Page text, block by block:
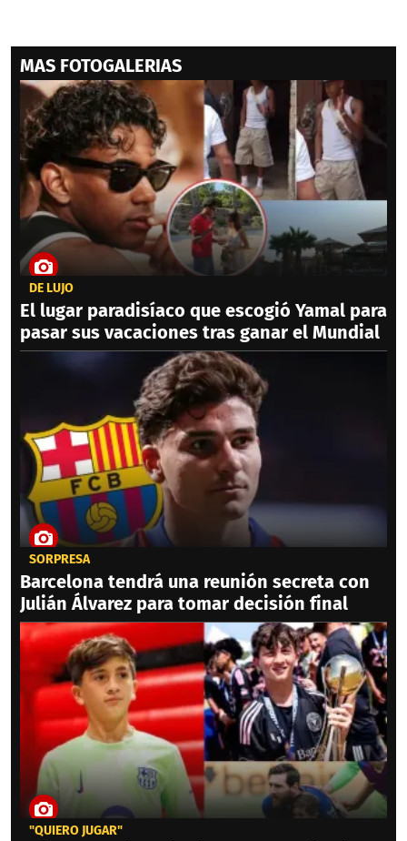
MAS FOTOGALERIAS
DE LUJO
El lugar paradisíaco que escogió Yamal para
pasar sus vacaciones tras ganar el Mundial
SORPRESA
Barcelona tendrá una reunión secreta con
Julián Álvarez para tomar decisión final
"QUIERO JUGAR"